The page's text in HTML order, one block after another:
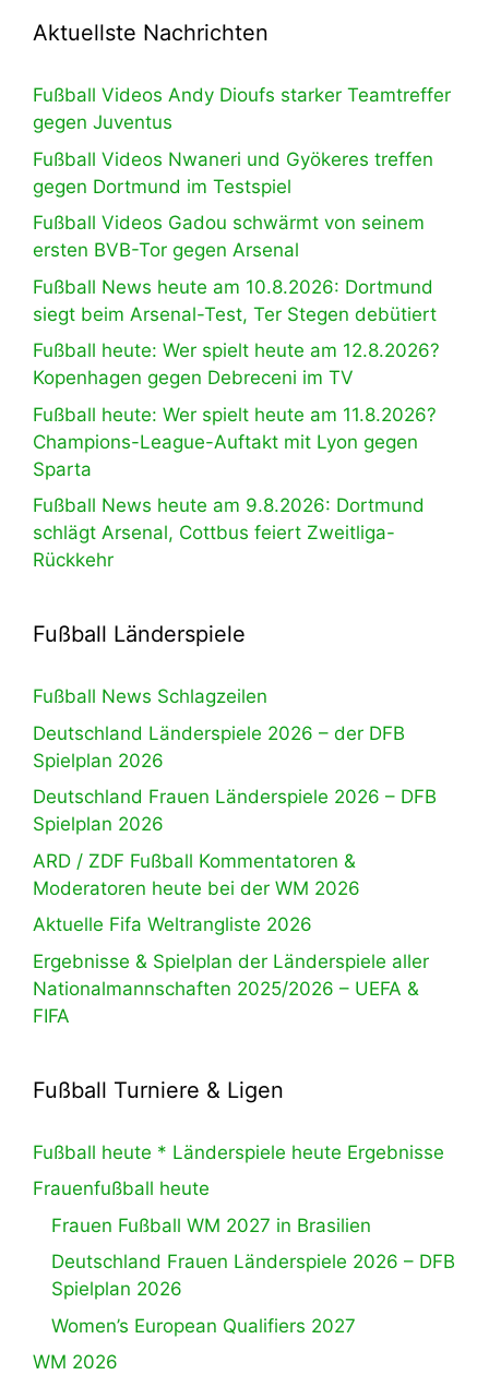
Aktuellste Nachrichten
Fußball Videos Andy Dioufs starker Teamtreffer
gegen Juventus
Fußball Videos Nwaneri und Gyökeres treffen
gegen Dortmund im Testspiel
Fußball Videos Gadou schwärmt von seinem
ersten BVB-Tor gegen Arsenal
Fußball News heute am 10.8.2026: Dortmund
siegt beim Arsenal-Test, Ter Stegen debütiert
Fußball heute: Wer spielt heute am 12.8.2026?
Kopenhagen gegen Debreceni im TV
Fußball heute: Wer spielt heute am 11.8.2026?
Champions-League-Auftakt mit Lyon gegen
Sparta
Fußball News heute am 9.8.2026: Dortmund
schlägt Arsenal, Cottbus feiert Zweitliga-
Rückkehr
Fußball Länderspiele
Fußball News Schlagzeilen
Deutschland Länderspiele 2026 – der DFB
Spielplan 2026
Deutschland Frauen Länderspiele 2026 – DFB
Spielplan 2026
ARD / ZDF Fußball Kommentatoren &
Moderatoren heute bei der WM 2026
Aktuelle Fifa Weltrangliste 2026
Ergebnisse & Spielplan der Länderspiele aller
Nationalmannschaften 2025/2026 – UEFA &
FIFA
Fußball Turniere & Ligen
Fußball heute * Länderspiele heute Ergebnisse
Frauenfußball heute
Frauen Fußball WM 2027 in Brasilien
Deutschland Frauen Länderspiele 2026 – DFB
Spielplan 2026
Women’s European Qualifiers 2027
WM 2026